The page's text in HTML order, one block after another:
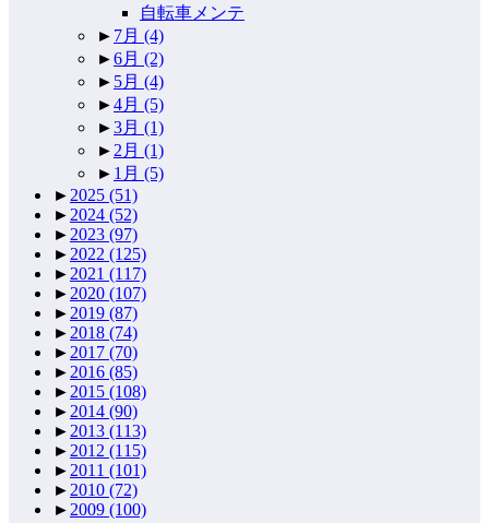
自転車メンテ
► 7月 (4)
►6月 (2)
► 5月 (4)
►4月 (5)
►3月 (1)
► 2月 (1)
► 1月 (5)
► 2025 (51)
► 2024 (52)
► 2023 (97)
► 2022 (125)
► 2021 (117)
► 2020 (107)
► 2019 (87)
► 2018 (74)
► 2017 (70)
► 2016 (85)
► 2015 (108)
► 2014 (90)
► 2013 (113)
► 2012 (115)
► 2011 (101)
► 2010 (72)
► 2009 (100)